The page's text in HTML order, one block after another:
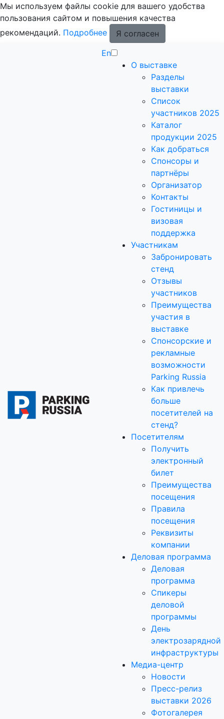
Мы используем файлы cookie для вашего удобства
пользования сайтом и повышения качества
рекомендаций. Подробнее
Я согласен
En
О выставке
Разделы
выставки
Список
участников 2025
Каталог
продукции 2025
Как добраться
Спонсоры и
партнёры
Организатор
Контакты
Гостиницы и
визовая
поддержка
Участникам
Забронировать
стенд
Отзывы
участников
Преимущества
участия в
выставке
Спонсорские и
рекламные
возможности
Parking Russia
Как привлечь
больше
посетителей на
стенд?
Посетителям
Получить
электронный
билет
Преимущества
посещения
Правила
посещения
Реквизиты
компании
Деловая программа
Деловая
программа
Спикеры
деловой
программы
День
электрозарядной
инфраструктуры
Медиа-центр
Новости
Пресс-релиз
выставки 2026
Фотогалерея